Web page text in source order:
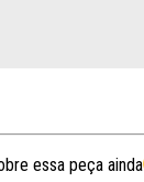
essa peça ainda